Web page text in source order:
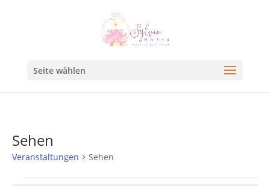
Seite wählen
Sehen
Veranstaltungen Sehen